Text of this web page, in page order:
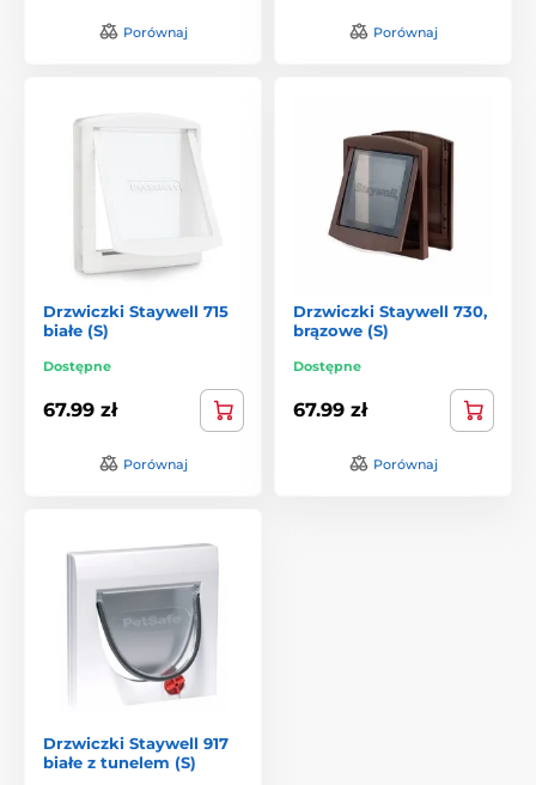
Porównaj Porównaj
Drzwiczki Staywell 715
białe (S)
Dostępne
67.99 zł
Porównaj
Drzwiczki Staywell 730,
brązowe (S)
Dostępne
67.99 zł
Porównaj
Drzwiczki Staywell 917
białe z tunelem (S)